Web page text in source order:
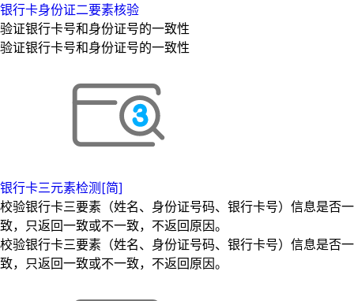
银行卡身份证二要素核验
验证银行卡号和身份证号的一致性
验证银行卡号和身份证号的一致性
银行卡三元素检测[简]
校验银行卡三要素（姓名、身份证号码、银行卡号）信息是否一
致，只返回一致或不一致，不返回原因。
校验银行卡三要素（姓名、身份证号码、银行卡号）信息是否一
致，只返回一致或不一致，不返回原因。